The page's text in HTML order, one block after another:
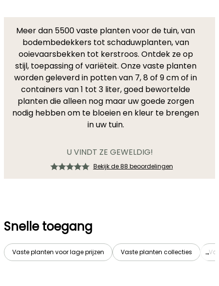
Meer dan 5500 vaste planten voor de tuin, van
bodembedekkers tot schaduwplanten, van
ooievaarsbekken tot kerstroos. Ontdek ze op
stijl, toepassing of variëteit. Onze vaste planten
worden geleverd in potten van 7, 8 of 9 cm of in
containers van 1 tot 3 liter, goed bewortelde
planten die alleen nog maar uw goede zorgen
nodig hebben om te bloeien en kleur te brengen
in uw tuin.
U VINDT ZE GEWELDIG!
Bekijk de 88 beoordelingen
Snelle toegang
Vaste planten voor lage prijzen Vaste planten collecties →